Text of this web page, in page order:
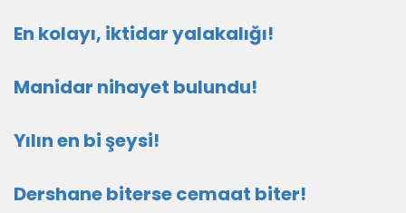
En kolayı, iktidar yalakalığı!
Manidar nihayet bulundu!
Yılın en bi şeysi!
Dershane biterse cemaat biter!